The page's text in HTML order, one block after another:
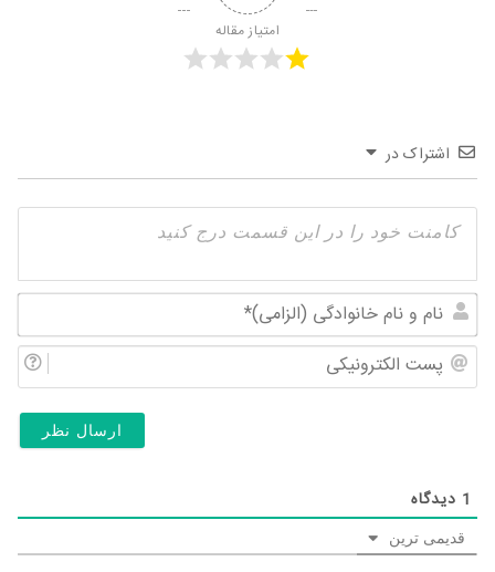
امتیاز مقاله
اشتراک در
و
1 دیدگاه
قدیمی ترین